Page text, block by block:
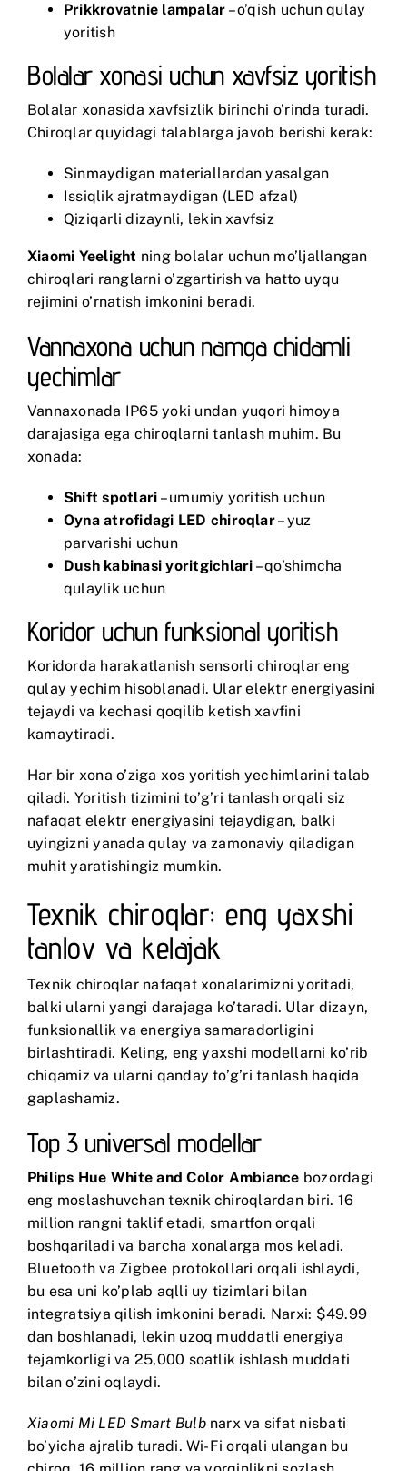
Prikkrovatnie lampalar – o’qish uchun qulay
yoritish
Bolalar xonasi uchun xavfsiz yoritish
Bolalar xonasida xavfsizlik birinchi o’rinda turadi.
Chiroqlar quyidagi talablarga javob berishi kerak:
Sinmaydigan materiallardan yasalgan
Issiqlik ajratmaydigan (LED afzal)
Qiziqarli dizaynli, lekin xavfsiz
Xiaomi Yeelight ning bolalar uchun mo’ljallangan
chiroqlari ranglarni o’zgartirish va hatto uyqu
rejimini o’rnatish imkonini beradi.
Vannaxona uchun namga chidamli
yechimlar
Vannaxonada IP65 yoki undan yuqori himoya
darajasiga ega chiroqlarni tanlash muhim. Bu
xonada:
Shift spotlari – umumiy yoritish uchun
Oyna atrofidagi LED chiroqlar– yuz
parvarishi uchun
Dush kabinasi yoritgichlari – qo’shimcha
qulaylik uchun
Koridor uchun funksional yoritish
Koridorda harakatlanish sensorli chiroqlar eng
qulay yechim hisoblanadi. Ular elektr energiyasini
tejaydi va kechasi qoqilib ketish xavfini
kamaytiradi.
Har bir xona o’ziga xos yoritish yechimlarini talab
qiladi. Yoritish tizimini to’g’ri tanlash orqali siz
nafaqat elektr energiyasini tejaydigan, balki
uyingizni yanada qulay va zamonaviy qiladigan
muhit yaratishingiz mumkin.
Texnik chiroqlar: eng yaxshi
tanlov va kelajak
Texnik chiroqlar nafaqat xonalarimizni yoritadi,
balki ularni yangi darajaga ko’taradi. Ular dizayn,
funksionallik va energiya samaradorligini
birlashtiradi. Keling, eng yaxshi modellarni ko’rib
chiqamiz va ularni qanday to’g’ri tanlash haqida
gaplashamiz.
Top 3 universal modellar
Philips Hue White and Color Ambiance bozordagi
eng moslashuvchan texnik chiroqlardan biri. 16
million rangni taklif etadi, smartfon orqali
boshqariladi va barcha xonalarga mos keladi.
Bluetooth va Zigbee protokollari orqali ishlaydi,
bu esa uni ko’plab aqlli uy tizimlari bilan
integratsiya qilish imkonini beradi. Narxi: $49.99
dan boshlanadi, lekin uzoq muddatli energiya
tejamkorligi va 25,000 soatlik ishlash muddati
bilan o’zini oqlaydi.
Xiaomi Mi LED Smart Bulbnarx va sifat nisbati
bo’yicha ajralib turadi. Wi-Fi orqali ulangan bu